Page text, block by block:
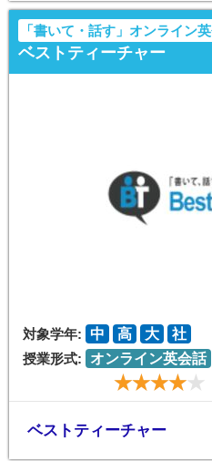
「書いて・話す」オンライン
ベストティーチャー
対象学年: 中 高 大
社
授業形式:
オンライン英会話
ベストティーチャー